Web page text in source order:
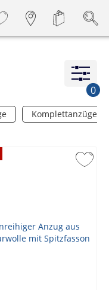
0
Komplettanzüge